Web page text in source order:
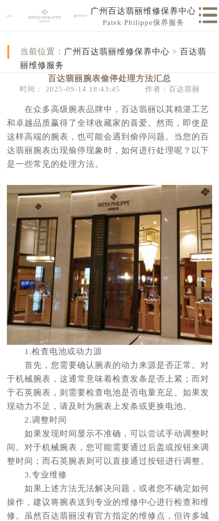
广州百达翡丽维修保养中心
Patek Philippe保养服务
当前位置： 广州百达翡丽维修保养中心 > 百达翡
丽维修服务
百达翡丽腕表偷停处理方法汇总
时间： 2025-09-14 18:43:45 作者：百达翡丽
在众多高级腕表品牌中，百达翡丽以其精湛工艺
和卓越品质赢得了全球收藏家的喜爱。然而，即使是
这样高端的腕表，也可能会遇到偷停问题。当您的百
达翡丽腕表出现偷停现象时，如何进行处理呢？以下
是一些常见的处理方法。
1.检查电池或动力源
首先，您需要确认腕表的动力来源是否正常。对
于机械腕表，这通常意味着检查发条是否上紧；而对
于石英腕表，则需要检查电池是否电量充足。如果发
现动力不足，请及时为腕表上发条或更换电池。
2.调整时间
如果发现时间显示不准确，可以尝试手动调整时
间。对于机械腕表，您可能需要通过后盖或按钮来调
整时间；而石英腕表则可以直接通过按钮进行调整。
3.专业维修
如果上述方法无法解决问题，或者您不确定如何
操作，建议将腕表送到专业的维修中心进行检查和维
修。虽然百达翡丽没有官方指定的维修点，但许多城